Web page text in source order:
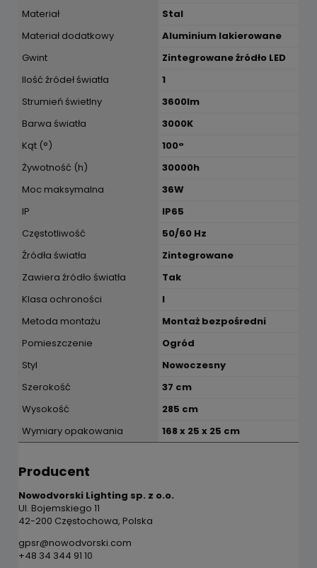
Materiał
Stal
Materiał dodatkowy
Aluminium lakierowane
Gwint
Zintegrowane źródło LED
Ilość źródeł światła
1
Strumień świetlny
3600lm
Barwa światła
3000K
Kąt (°)
100°
Żywotność (h)
30000h
Moc maksymalna
36W
IP
IP65
Częstotliwość
50/60 Hz
Źródła światła
Zintegrowane
Zawiera źródło światła
Tak
Klasa ochroności
I
Metoda montażu
Montaż bezpośredni
Pomieszczenie
Ogród
Styl
Nowoczesny
Szerokość
37 cm
Wysokość
285 cm
Wymiary opakowania
168 x 25 x 25 cm
Producent
Nowodvorski Lighting sp. z o.o.
Ul. Bojemskiego 11
42-200 Częstochowa, Polska
gpsr@nowodvorski.com
+48 34 344 91 10